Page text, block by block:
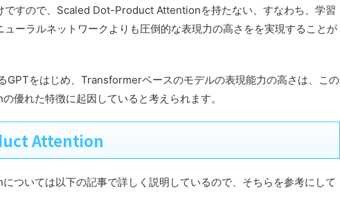
ですので、Scaled Dot-Product Attentionを持たない、すなわち、学習
ーラルネットワークよりも圧倒的な表現力の高さをを実現することが
GPTをはじめ、Transformerベースのモデルの表現能力の高さは、この
優れた特徴に起因していると考えられます。
Attention
ついては以下の記事で詳しく説明しているので、そちらを参考にして